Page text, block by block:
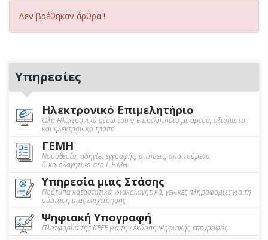
Δεν βρέθηκαν άρθρα !
Υπηρεσίες
Ηλεκτρονικό Επιμελητήριο
Όλα Ηλεκτρονικά μέσω του e-Επιμελητήριο με άμεσο, αξιόπιστο
και ηλεκτρονικό τρόπο
ΓΕΜΗ
Νομοθεσία, οδηγίες εγγραφής, αιτήσεις, απαιτούμενα
δικαιολογητικά στο Γ.Ε.ΜΗ.
Υπηρεσία μιας Στάσης
Πρότυπα καταστατικά, διακολογητικά, γενικές πληροφορίες για τη
σύσταση μιας επιχείρησης
Ψηφιακή Υπογραφή
Πλατφόρμα της ΚΕΕΕ για την έκδοση Ψηφιακής Υπογραφής